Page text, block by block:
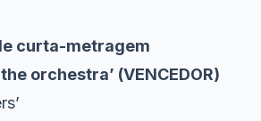
curta-metragem
orchestra’ (VENCEDOR)